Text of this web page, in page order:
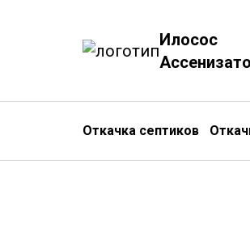
Илосос
Откачка септиков